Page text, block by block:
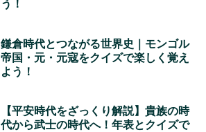
う！
鎌倉時代とつながる世界史｜モンゴル
帝国・元・元寇をクイズで楽しく覚え
よう！
【平安時代をざっくり解説】貴族の時
代から武士の時代へ！年表とクイズで